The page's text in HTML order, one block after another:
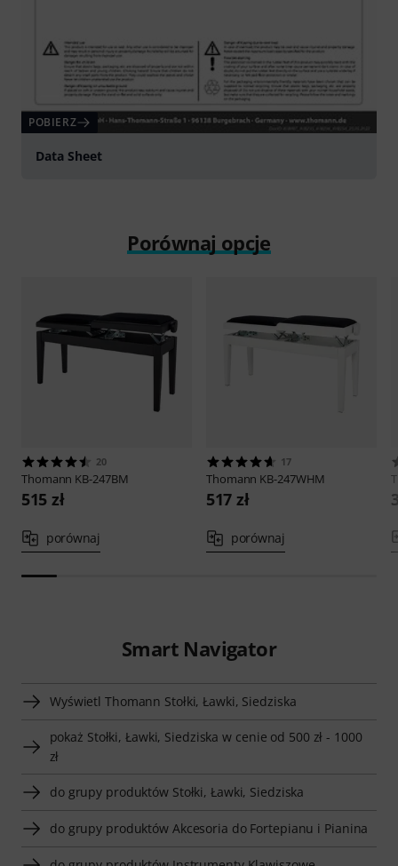
POBIERZ
Data Sheet
Porównaj opcje
20
Thomann KB-247BM
515 zł
porównaj
17
Thomann KB-247WHM
517 zł
porównaj
Smart Navigator
Wyświetl Thomann Stołki, Ławki, Siedziska
pokaż Stołki, Ławki, Siedziska w cenie od 500 zł - 1000
zł
do grupy produktów Stołki, Ławki, Siedziska
do grupy produktów Akcesoria do Fortepianu i Pianina